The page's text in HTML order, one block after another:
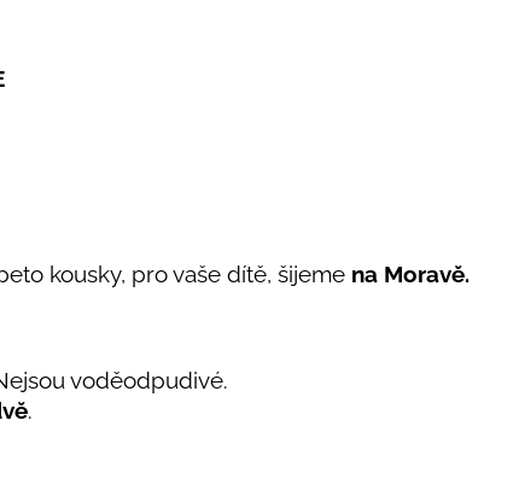
kousky, pro vaše dítě, šijeme na Moravě.
voděodpudivé.
.